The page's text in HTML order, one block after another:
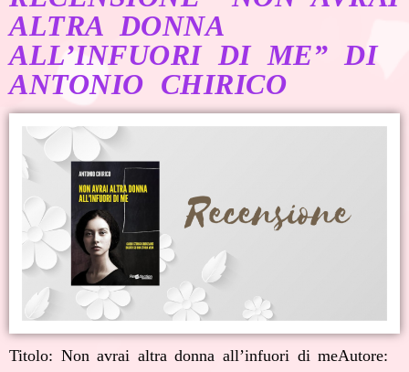
ALTRA DONNA
ALL’INFUORI DI ME” DI
ANTONIO CHIRICO
Titolo: Non avrai altra donna all’infuori di meAutore: